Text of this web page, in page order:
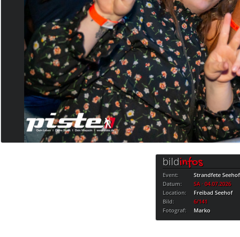
bildinfos
Event:
Strandfete Seehof
Datum:
SA · 04.07.2026
Location:
Freibad Seehof
Bild:
6/141
Fotograf:
Marko